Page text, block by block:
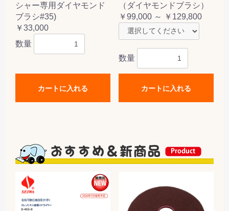
シャー専用ダイヤモンド
ブラシ#35)
￥33,000
数量
カートに入れる
（ダイヤモンドブラシ）
￥99,000 ～ ￥129,800
数量
カートに入れる